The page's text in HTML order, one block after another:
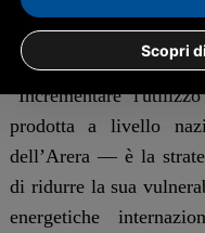
obiettivo regolatorio: è
di tenuta del sistema
“Incrementare
prodotta a livello
dell’Arera — è la
di ridurre la sua
energetiche
Scopri